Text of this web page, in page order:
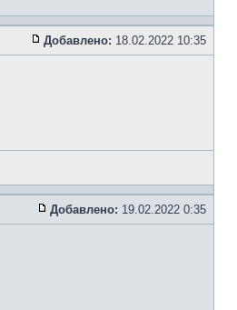
Добавлено: 18.02.2022 10:35
Добавлено: 19.02.2022 0:35